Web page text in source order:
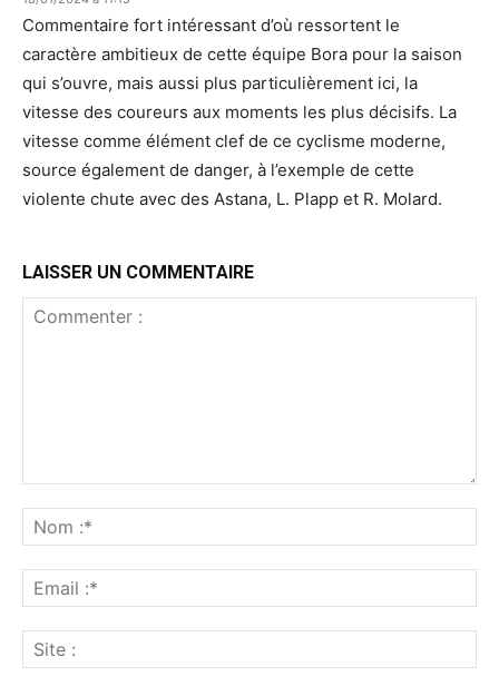
Commentaire fort intéressant d’où ressortent le
caractère ambitieux de cette équipe Bora pour la saison
qui s’ouvre, mais aussi plus particulièrement ici, la
vitesse des coureurs aux moments les plus décisifs. La
vitesse comme élément clef de ce cyclisme moderne,
source également de danger, à l’exemple de cette
violente chute avec des Astana, L. Plapp et R. Molard.
LAISSER UN COMMENTAIRE